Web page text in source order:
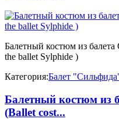
Балетный костюм из
the ballet Sylphide )
Категория:Балет
Балетный костюм из
(Ballet cost...